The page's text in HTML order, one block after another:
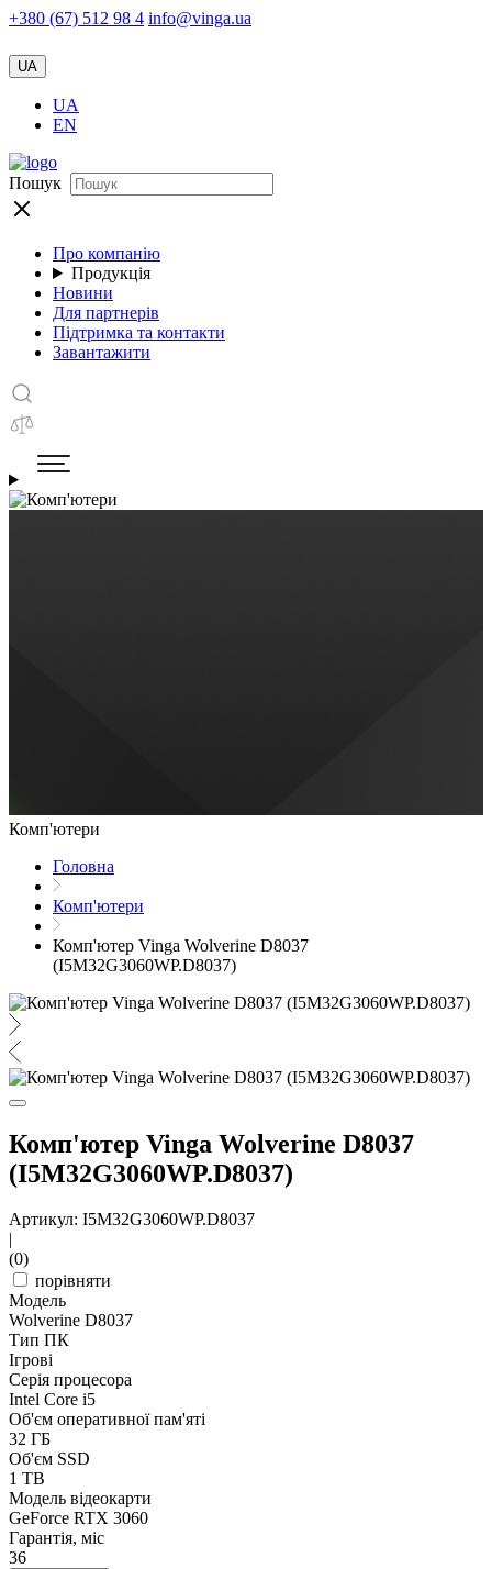
+380 (67) 512 98 4 info@vinga.ua
UA
UA
EN
Пошук
Про компанію
Продукція
Новини
Для партнерів
Підтримка та контакти
Завантажити
Комп'ютери
Головна
Комп'ютери
Комп'ютер Vinga Wolverine D8037
(I5M32G3060WP.D8037)
Комп'ютер Vinga Wolverine D8037
(I5M32G3060WP.D8037)
Артикул: I5M32G3060WP.D8037
|
(0)
порівняти
Модель
Wolverine D8037
Тип ПК
Ігрові
Серія процесора
Intel Core i5
Об'єм оперативної пам'яті
32 ГБ
Об'єм SSD
1 TB
Модель відеокарти
GeForce RTX 3060
Гарантія, міс
36